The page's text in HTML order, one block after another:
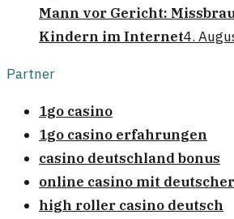
Mann vor Gericht:
Kindern im Internet4.
Partner
1go casino
1go casino erfahrungen
casino deutschland bonus
online casino mit
high roller casino deutsch